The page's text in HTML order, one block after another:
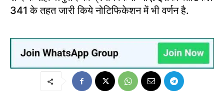
341 के तहत जारी किये नोटिफिकेशन में भी वर्णन है.